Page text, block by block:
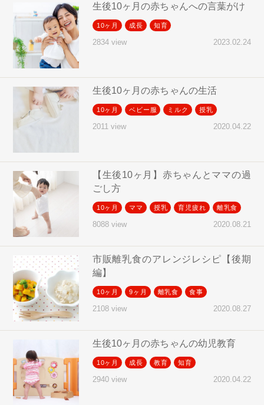
生後10ヶ月の赤ちゃんへの言葉がけ
10ヶ月 成長 知育
2834 view 2023.02.24
生後10ヶ月の赤ちゃんの生活
10ヶ月 ベビー服 ミルク 授乳
2011 view 2020.04.22
【生後10ヶ月】赤ちゃんとママの過
ごし方
10ヶ月 ママ 授乳 育児疲れ 離乳食
8088 view 2020.08.21
市販離乳食のアレンジレシピ【後期
編】
10ヶ月 9ヶ月 離乳食 食事
2108 view 2020.08.27
生後10ヶ月の赤ちゃんの幼児教育
10ヶ月 成長 教育 知育
2940 view 2020.04.22